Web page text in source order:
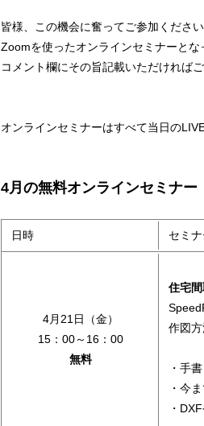
皆様、この機会に奮ってご参加ください
Zoomを使ったオンラインセミナーと
コメント欄にその旨記載いただければご
オンラインセミナーはすべて当日の
4月の無料オンラインセミナー
日時 セミ
4月21日（金）
15：00～16：00
無料
住宅
作図
・手
・今
・